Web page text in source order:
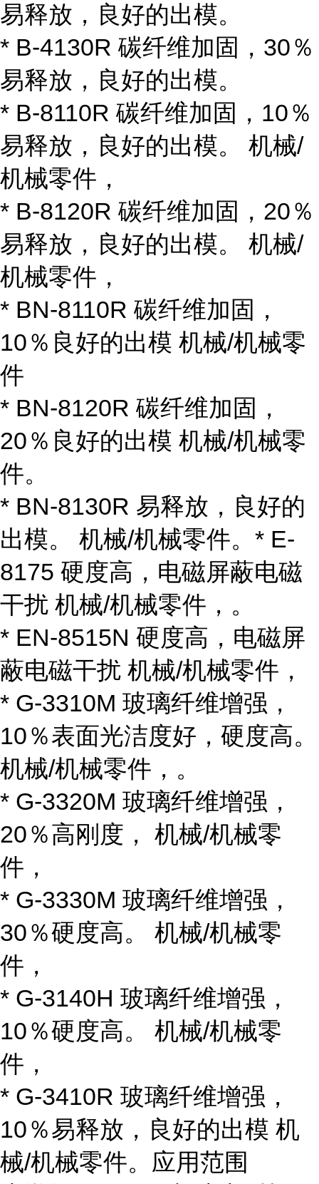
易释放，良好的出模。
* B-4130R 碳纤维加固，30％
易释放，良好的出模。
* B-8110R 碳纤维加固，10％
易释放，良好的出模。 机械/
机械零件，
* B-8120R 碳纤维加固，20％
易释放，良好的出模。 机械/
机械零件，
* BN-8110R 碳纤维加固，
10％良好的出模 机械/机械零
件
* BN-8120R 碳纤维加固，
20％良好的出模 机械/机械零
件。
* BN-8130R 易释放，良好的
出模。 机械/机械零件。* E-
8175 硬度高，电磁屏蔽电磁
干扰 机械/机械零件，。
* EN-8515N 硬度高，电磁屏
蔽电磁干扰 机械/机械零件，
* G-3310M 玻璃纤维增强，
10％表面光洁度好，硬度高。
机械/机械零件，。
* G-3320M 玻璃纤维增强，
20％高刚度， 机械/机械零
件，
* G-3330M 玻璃纤维增强，
30％硬度高。 机械/机械零
件，
* G-3140H 玻璃纤维增强，
10％硬度高。 机械/机械零
件，
* G-3410R 玻璃纤维增强，
10％易释放，良好的出模 机
械/机械零件。应用范围